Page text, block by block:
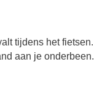
tijdens het fietsen.
aan je onderbeen.